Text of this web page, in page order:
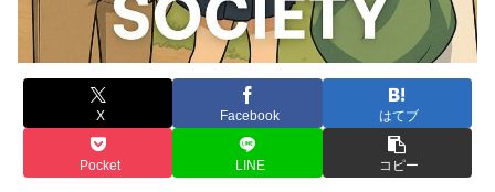
X Facebook はてブ
Pocket LINE コピー